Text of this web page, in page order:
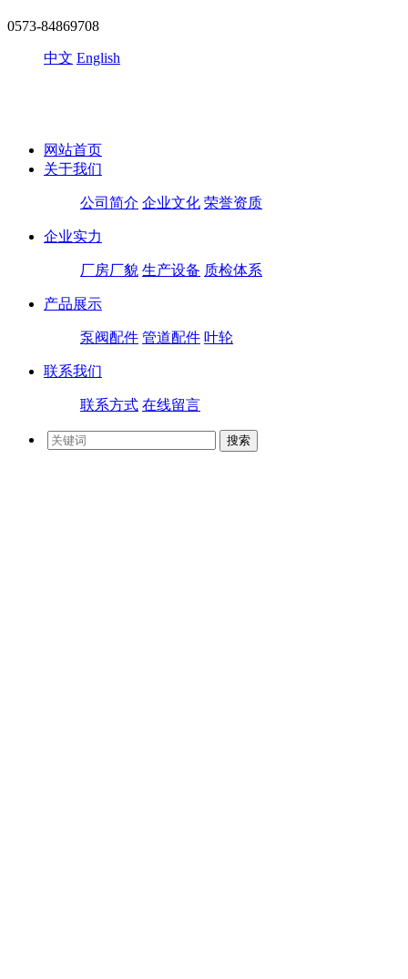
0573-84869708
中文 English
网站首页
关于我们
公司简介 企业文化 荣誉资质
企业实力
厂房厂貌 生产设备 质检体系
产品展示
泵阀配件 管道配件 叶轮
联系我们
联系方式 在线留言